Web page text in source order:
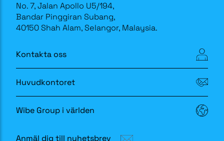
No. 7, Jalan Apollo U5/194,
Bandar Pinggiran Subang,
40150 Shah Alam, Selangor, Malaysia.
Kontakta oss
Huvudkontoret
Wibe Group i världen
Anmäl dig till nyhetsbrev